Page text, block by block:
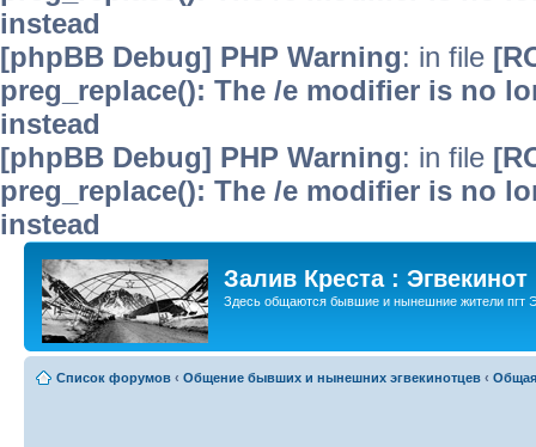
instead
[phpBB Debug] PHP Warning: in file
preg_replace(): The /e modifier is no
instead
[phpBB Debug] PHP Warning: in file
preg_replace(): The /e modifier is no
instead
Залив Креста : Эгвекинот
Здесь общаются бывшие и нынешние жители пгт
Список форумов ‹ Общение бывших и нынешних эгвекинотцев ‹ Общая